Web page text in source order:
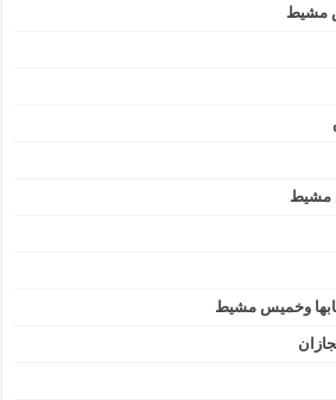
مشيط
مشيط
وخميس مشيط